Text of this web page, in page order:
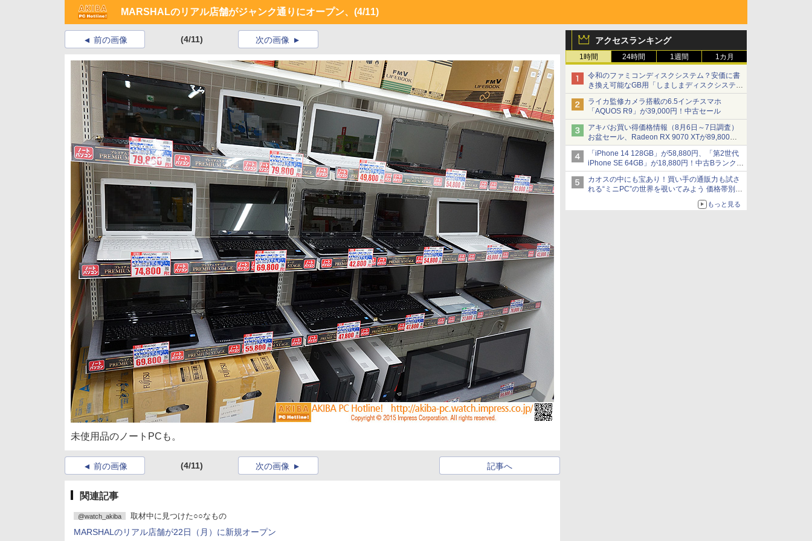
MARSHALのリアル店舗がジャンク通りにオープン、 (4/11)
アクセスランキング
1時間 24時間 1週間 1カ月
令和のファミコンディスクシステム？安価に書
き換え可能なGB用「しましまディスクシステ
ム」
ライカ監修カメラ搭載の6.5インチスマホ
「AQUOS R9」が39,000円！中古セール
アキバお買い得価格情報（8月6日～7日調査）
お盆セール、Radeon RX 9070 XTが89,800
円、水平周波数24.8kHz対応の17型モニターが
9,801円、暑さ指数連動セール ほか
「iPhone 14 128GB」が58,880円、「第2世代
iPhone SE 64GB」が18,880円！中古Bランク品
セール
カオスの中にも宝あり！買い手の通販力も試さ
れる“ミニPC”の世界を覗いてみよう 価格帯別に
仕様や特徴を整理、11製品をピックアップ text
もっと見る
前の画像 (4/11) 次の画像
未使用品のノートPCも。
前の画像 (4/11) 記事へ
次の画像
関連記事
@watch_akiba 取材中に見つけた○○なもの
MARSHALのリアル店舗が22日（月）に新規オープン